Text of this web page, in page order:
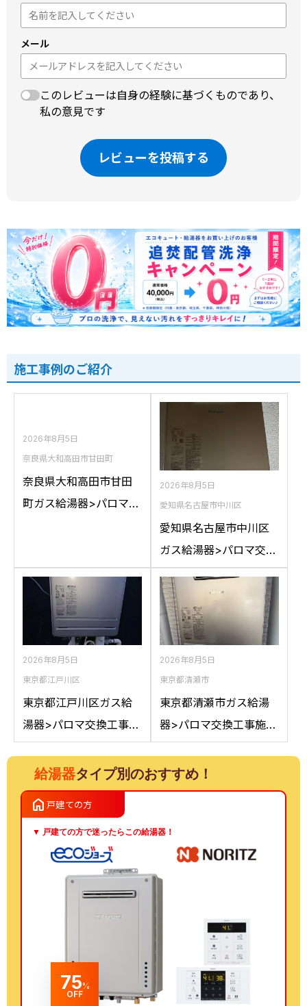
メール
このレビューは自身の経験に基づくものであり、
私の意見です
レビューを投稿する
施工事例のご紹介
2026年8月5日
奈良県大和高田市甘田町
奈良県大和高田市甘田
町ガス給湯器>パロマ交
らパロマFH-
E2422SARLへの交換
2026年8月5日
愛知県名古屋市中川区
愛知県名古屋市中川区
ガス給湯器>パロマ交換
工事施工事例：ハウス
テックWZ161FEPから
パロマFH-2023SAW-1
への交換
2026年8月5日
東京都江戸川区
東京都江戸川区ガス給
湯器>パロマ交換工事施
工事例：ノーリツGT-
2050AWXからパロマ
FH-E2022SAWLへの交
換
2026年8月5日
東京都清瀬市
東京都清瀬市ガス給湯
器>パロマ交換工事施工
事例：ノーリツGT-
C2042SAWXからパロ
マFH-E2022SAWL 13A
給湯器タイプ別のおすすめ！
home 戸建ての方
▼ 戸建ての方で迷ったらこの給湯器！
75%
OFF